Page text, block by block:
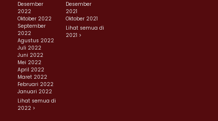
Desember
2022
Oktober 2022
September
2022
Agustus 2022
Juli 2022
Juni 2022
Mei 2022
April 2022
Maret 2022
Februari 2022
Januari 2022
Lihat semua di
2022 >
Desember
2021
Oktober 2021
Lihat semua di
2021 >